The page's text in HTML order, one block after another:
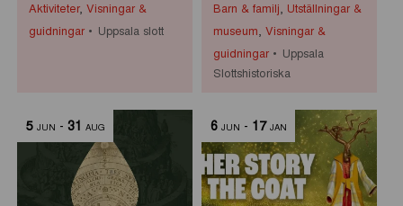
Aktiviteter, Visningar &
guidningar
Uppsala slott
Barn & familj, Utställningar &
museum, Visningar &
guidningar
Uppsala
Slottshistoriska
5 JUN - 31 AUG 6 JUN - 17 JAN